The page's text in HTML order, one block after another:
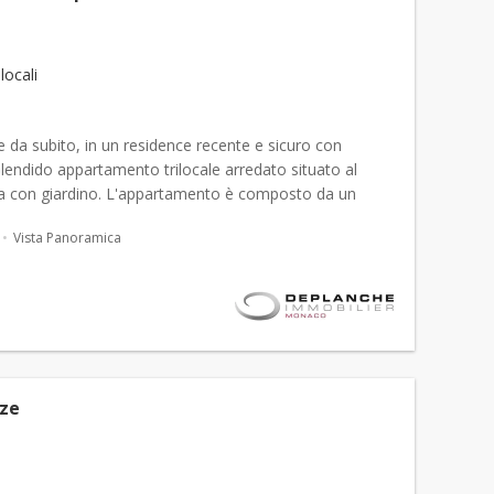
da subito, in un residence recente e sicuro con
appartamento trilocale arredato situato al
con giardino. L'appartamento è composto da un
d...
Vista Panoramica